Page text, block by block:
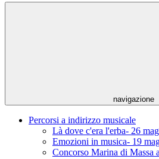
navigazione
Percorsi a indirizzo musicale
Là dove c'era l'erba- 26
Emozioni in musica- 19
Concorso Marina di Massa